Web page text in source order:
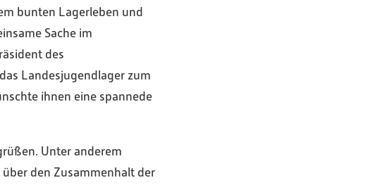
bunten Lagerleben und
Sache im
des
Landesjugendlager zum
ihnen eine spannede
Unter anderem
den Zusammenhalt der